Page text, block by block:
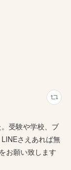
受験や学校、ブ
さえあれば無
お願い致します